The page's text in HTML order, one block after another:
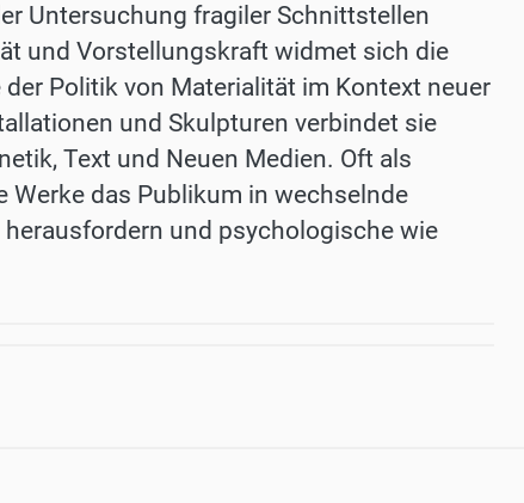
Untersuchung fragiler Schnittstellen
und Vorstellungskraft widmet sich die
Politik von Materialität im Kontext neuer
und Skulpturen verbindet sie
Text und Neuen Medien. Oft als
Werke das Publikum in wechselnde
und psychologische wie